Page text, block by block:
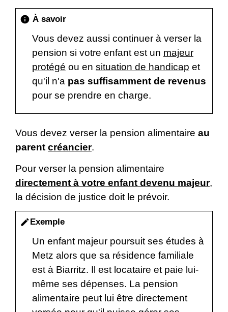
info À savoir
Vous devez aussi continuer à verser la
pension si votre enfant est un majeur
protégé ou en situation de handicap et
qu'il n'a pas suffisamment de revenus
pour se prendre en charge.
Vous devez verser la pension alimentaire au
parent créancier.
Pour verser la pension alimentaire
directement à votre enfant devenu majeur,
la décision de justice doit le prévoir.
editExemple
Un enfant majeur poursuit ses études à
Metz alors que sa résidence familiale
est à Biarritz. Il est locataire et paie lui-
même ses dépenses. La pension
alimentaire peut lui être directement